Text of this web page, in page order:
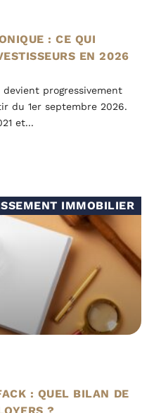
: CE QUI
EN 2026
progressivement
du 1er septembre 2026.
et
IMMOBILIER
: QUEL BILAN DE
?